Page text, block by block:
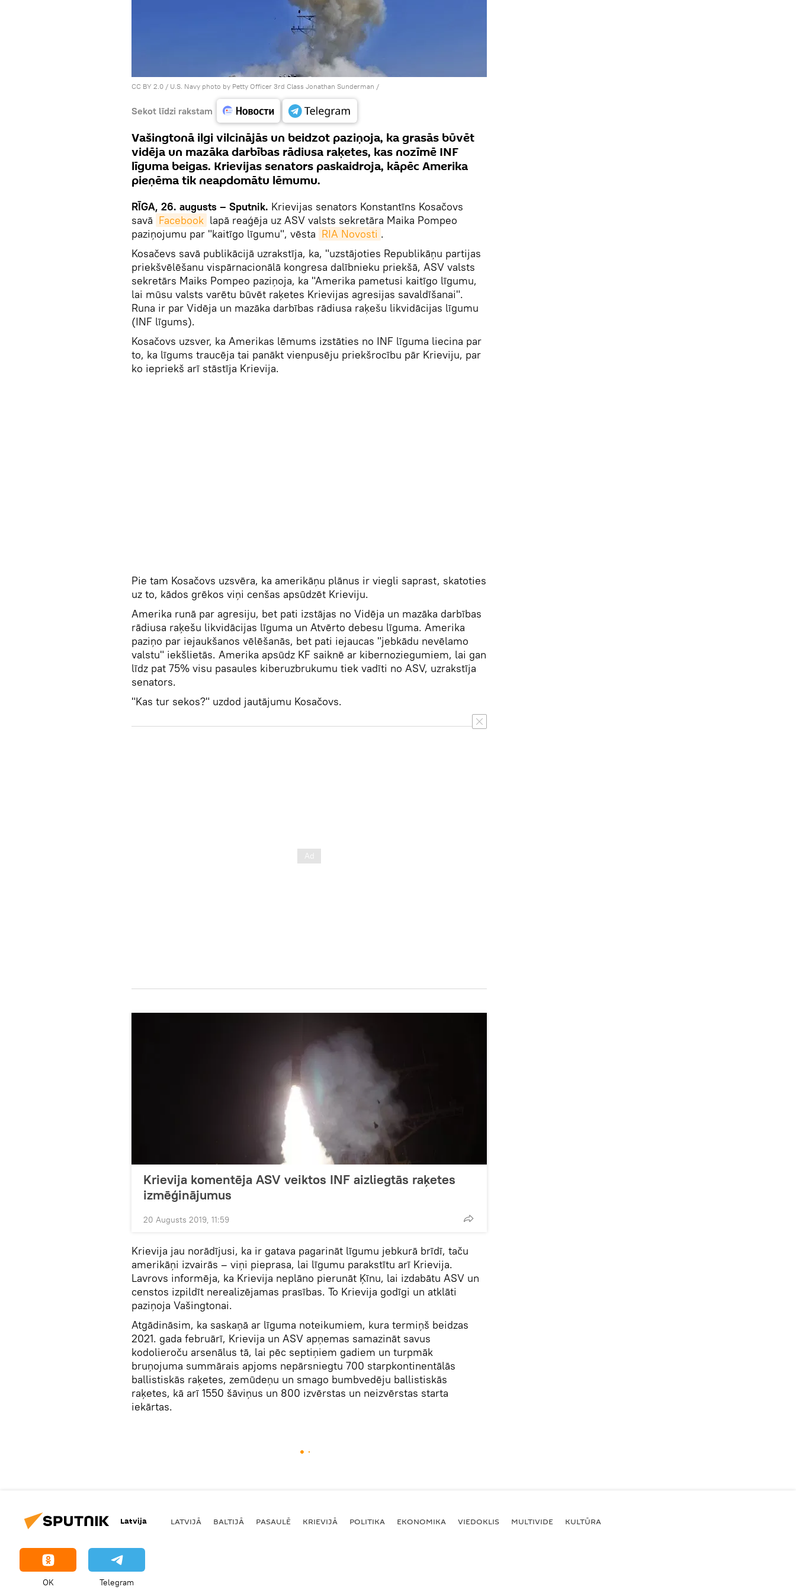
CC BY 2.0 / U.S. Navy photo by Petty Officer 3rd Class Jonathan Sunderman /
Sekot līdzi rakstam
Vašingtonā ilgi vilcinājās un beidzot paziņoja, ka grasās būvēt
vidēja un mazāka darbības rādiusa raķetes, kas nozīmē INF
līguma beigas. Krievijas senators paskaidroja, kāpēc Amerika
pieņēma tik neapdomātu lēmumu.
RĪGA, 26. augusts – Sputnik. Krievijas senators Konstantīns Kosačovs
savā Facebook lapā reaģēja uz ASV valsts sekretāra Maika Pompeo
paziņojumu par "kaitīgo līgumu", vēsta RIA Novosti .
Kosačevs savā publikācijā uzrakstīja, ka, "uzstājoties Republikāņu partijas
priekšvēlēšanu vispārnacionālā kongresa dalībnieku priekšā, ASV valsts
sekretārs Maiks Pompeo paziņoja, ka "Amerika pametusi kaitīgo līgumu,
lai mūsu valsts varētu būvēt raķetes Krievijas agresijas savaldīšanai".
Runa ir par Vidēja un mazāka darbības rādiusa raķešu likvidācijas līgumu
(INF līgums).
Kosačovs uzsver, ka Amerikas lēmums izstāties no INF līguma liecina par
to, ka līgums traucēja tai panākt vienpusēju priekšrocību pār Krieviju, par
ko iepriekš arī stāstīja Krievija.
Pie tam Kosačovs uzsvēra, ka amerikāņu plānus ir viegli saprast, skatoties
uz to, kādos grēkos viņi cenšas apsūdzēt Krieviju.
Amerika runā par agresiju, bet pati izstājas no Vidēja un mazāka darbības
rādiusa raķešu likvidācijas līguma un Atvērto debesu līguma. Amerika
paziņo par iejaukšanos vēlēšanās, bet pati iejaucas "jebkādu nevēlamo
valstu" iekšlietās. Amerika apsūdz KF saiknē ar kibernoziegumiem, lai gan
līdz pat 75% visu pasaules kiberuzbrukumu tiek vadīti no ASV, uzrakstīja
senators.
"Kas tur sekos?" uzdod jautājumu Kosačovs.
Krievija komentēja ASV veiktos INF aizliegtās raķetes
izmēģinājumus
20 Augusts 2019, 11:59
Krievija jau norādījusi, ka ir gatava pagarināt līgumu jebkurā brīdī, taču
amerikāņi izvairās – viņi pieprasa, lai līgumu parakstītu arī Krievija.
Lavrovs informēja, ka Krievija neplāno pierunāt Ķīnu, lai izdabātu ASV un
censtos izpildīt nerealizējamas prasības. To Krievija godīgi un atklāti
paziņoja Vašingtonai.
Atgādināsim, ka saskaņā ar līguma noteikumiem, kura termiņš beidzas
2021. gada februārī, Krievija un ASV apņemas samazināt savus
kodolieroču arsenālus tā, lai pēc septiņiem gadiem un turpmāk
bruņojuma summārais apjoms nepārsniegtu 700 starpkontinentālās
ballistiskās raķetes, zemūdeņu un smago bumbvedēju ballistiskās
raķetes, kā arī 1550 šāviņus un 800 izvērstas un neizvērstas starta
iekārtas.
Latvija LATVIJĀ BALTIJĀ PASAULĒ KRIEVIJĀ POLITIKA EKONOMIKA VIEDOKLIS MULTIVIDE KULTŪRA
OK Telegram